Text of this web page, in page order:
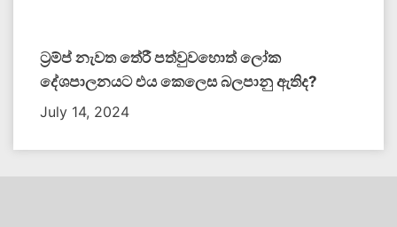
ට්‍රම්ප් නැවත තේරී පත්වුවහොත් ලෝක
දේශපාලනයට එය කෙලෙස බලපානු ඇතිද​?
July 14, 2024